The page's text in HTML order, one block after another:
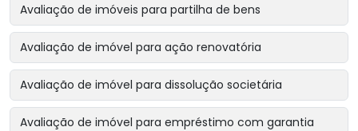
Avaliação de imóveis para partilha de bens
Avaliação de imóvel para ação renovatória
Avaliação de imóvel para dissolução societária
Avaliação de imóvel para empréstimo com garantia